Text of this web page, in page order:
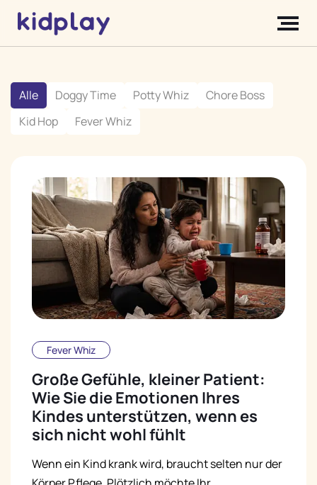
Alle Doggy Time Potty Whiz
Chore Boss
Kid Hop
Fever Whiz
Fever Whiz
Große Gefühle, kleiner Patient:
Wie Sie die Emotionen Ihres
Kindes unterstützen, wenn es
sich nicht wohl fühlt
Wenn ein Kind krank wird, braucht selten nur der